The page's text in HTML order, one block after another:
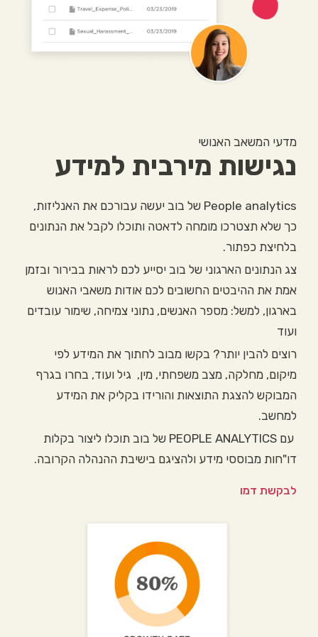
מדעי המשאב האנושי
נגישות מירבית למידע
People analytics של בוב יעשה עבורכם את האנליזות,
כך שלא תצטרכו מומחה לדאטה ותוכלו לקבל את הנתונים
בלחיצת כפתור.
צג הנתונים הארגוני של בוב יסייע לכם לראות בבירור ובזמן
אמת את ההיבטים החשובים לכם אודות משאבי האנוש
בארגון, למשל: מספר האנשים, נתוני צמיחה, שימור עובדים
ועוד
רוצים להבין יותר? בקשו מבוב לחתוך את המידע לפי
מיקום, מחלקה, מצב משפחתי, מין, גיל ועוד, בחרו בגרף
המבוקש להצגת התוצאות והורידו בקליק את המידע
למחשב.
עם PEOPLE ANALYTICS של בוב תוכלו ליצור בקלות
דו"חות מבוססי מידע ולהציגם בישיבת ההנהלה הקרובה.
לבקשת דמו